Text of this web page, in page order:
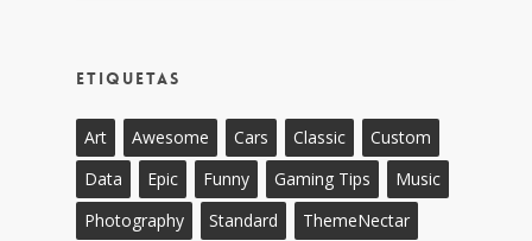
Etiquetas
Art Awesome Cars Classic
Custom
Data
Epic Funny Gaming Tips
Music
Photography
Standard
ThemeNectar